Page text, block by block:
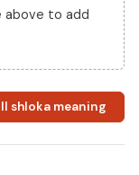
above to add
shloka meaning